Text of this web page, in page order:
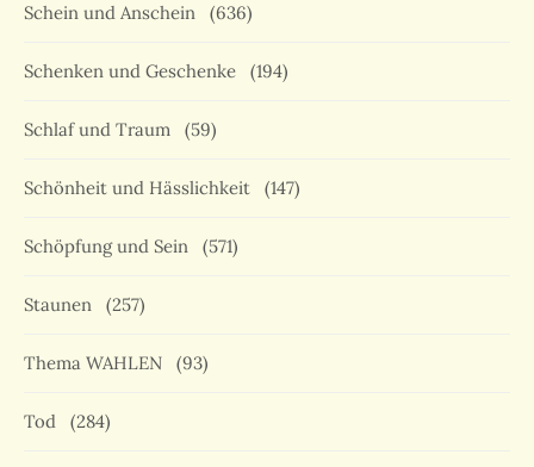
Schein und Anschein (636)
Schenken und Geschenke (194)
Schlaf und Traum (59)
Schönheit und Hässlichkeit (147)
Schöpfung und Sein (571)
Staunen (257)
Thema WAHLEN (93)
Tod (284)